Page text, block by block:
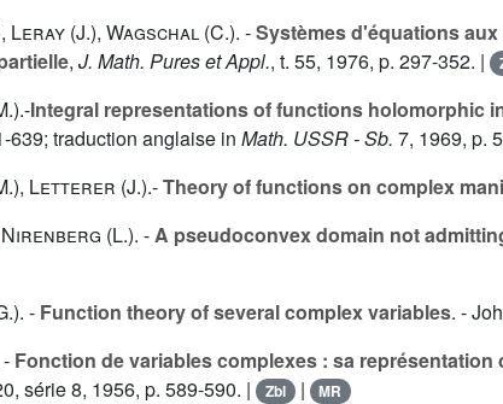
Leray (J.), Wagschal (C.). -Systèmes d'équations
, J. Math. Pures et Appl., t. 55, 1976, p. 297-352. |
).-Integral representations of functions holomorphic
639; traduction anglaise in Math. USSR - Sb. 7, 1969, p.
), Letterer (J.).-Theory of functions on complex
Nirenberg (L.). -A pseudoconvex domain not
). - Function theory of several complex variables. -
Fonction de variables complexes : sa
, série 8, 1956, p. 589-590. | Zbl | MR